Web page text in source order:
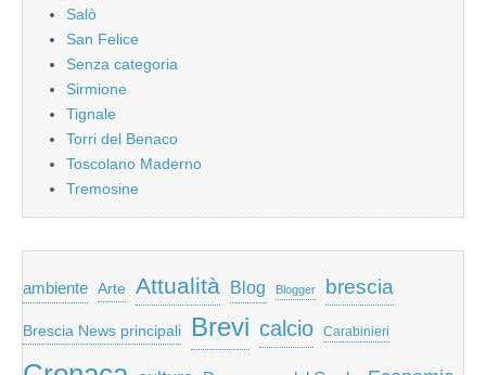
Salò
San Felice
Senza categoria
Sirmione
Tignale
Torri del Benaco
Toscolano Maderno
Tremosine
ambiente Arte Attualità Blog Blogger brescia
Brescia News principali Brevi calcio Carabinieri